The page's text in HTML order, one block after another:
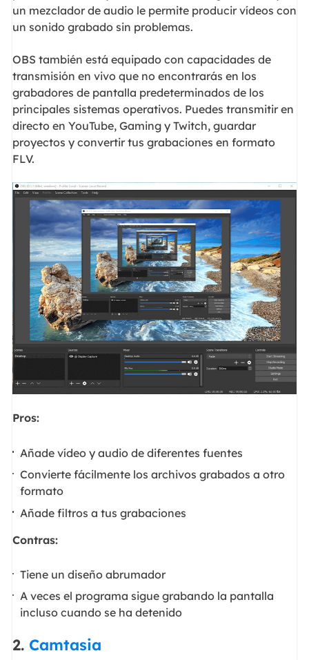
un mezclador de audio le permite producir vídeos con
un sonido grabado sin problemas.
OBS también está equipado con capacidades de
transmisión en vivo que no encontrarás en los
grabadores de pantalla predeterminados de los
principales sistemas operativos. Puedes transmitir en
directo en YouTube, Gaming y Twitch, guardar
proyectos y convertir tus grabaciones en formato
FLV.
Pros:
Añade vídeo y audio de diferentes fuentes
Convierte fácilmente los archivos grabados a otro
formato
Añade filtros a tus grabaciones
Contras:
Tiene un diseño abrumador
A veces el programa sigue grabando la pantalla
incluso cuando se ha detenido
2. Camtasia